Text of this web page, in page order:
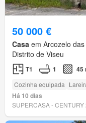
50 000 €
Casa em Arcozelo
Distrito de Viseu
T1 1 45
Cozinha equipada
Há 10 dias
SUPERCASA -